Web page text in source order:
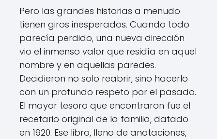
Pero las grandes historias a menudo
tienen giros inesperados. Cuando todo
parecía perdido, una nueva dirección
vio el inmenso valor que residía en aquel
nombre y en aquellas paredes.
Decidieron no solo reabrir, sino hacerlo
con un profundo respeto por el pasado.
El mayor tesoro que encontraron fue el
recetario original de la familia, datado
en 1920. Ese libro, lleno de anotaciones,